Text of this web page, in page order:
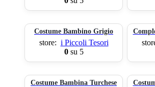
Costume Bambino Grigio
store: i Piccoli Tesori
0su 5
Costume Bambina Turchese